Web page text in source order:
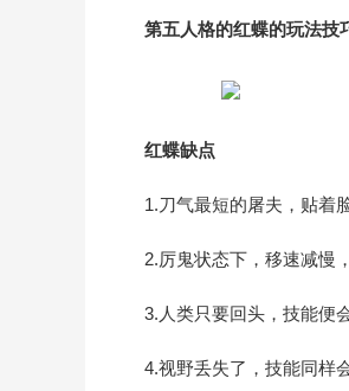
第五人格的红蝶的玩法技
红蝶缺点
1.刀气最短的屠夫，贴着
2.厉鬼状态下，移速减慢
3.人类只要回头，技能便
4.视野丢失了，技能同样